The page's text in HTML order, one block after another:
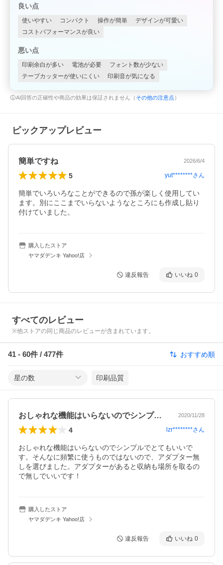
良い点
使いやすい コンパクト 操作が簡単
デザインが可愛い
コストパフォーマンスが良い
悪い点
印刷余白が多い 電池が必要
フォント数が少ない
テープカッターが使いにくい
印刷音が気になる
AI回答の正確性や商品の効果は保証されません（ その他の注意点 ）
ピックアップレビュー
簡単ですね 2026/6/4
5 yut********さん
簡単でいろいろなことができるので孫が楽しく使用してい
ます。別にここまでいらないようなところにも作成し貼り
付けていました。
購入したストア
ヤマダデンキ Yahoo!店
違反報告 いいね 0
すべてのレビュー
※他ストアの同じ商品のレビューが含まれています。
41 - 60件 / 477件 おすすめ順
星の数 印刷品質
おしゃれな機能はいらないのでシンプルで… 2020/11/28
4 lzr********さん
おしゃれな機能はいらないのでシンプルでとてもいいで
す。そんなに頻繁に使うものではないので、アダプター無
しを選びました。アダプターがあると収納も場所を取るの
で無しでいいです！
購入したストア
ヤマダデンキ Yahoo!店
違反報告 いいね 0